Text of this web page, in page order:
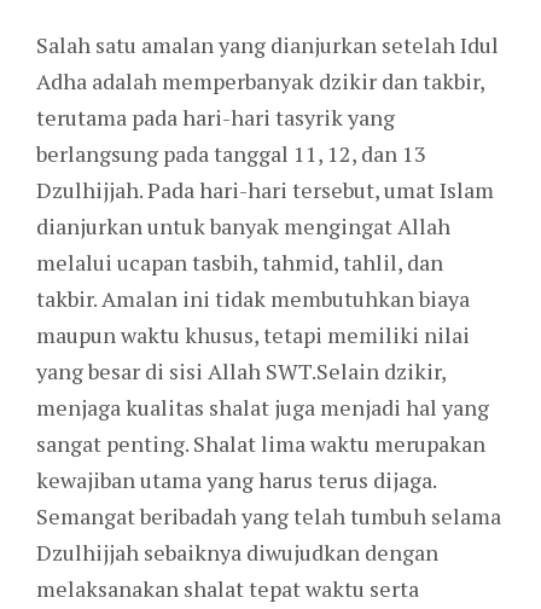
Salah satu amalan yang dianjurkan setelah Idul
Adha adalah memperbanyak dzikir dan takbir,
terutama pada hari-hari tasyrik yang
berlangsung pada tanggal 11, 12, dan 13
Dzulhijjah. Pada hari-hari tersebut, umat Islam
dianjurkan untuk banyak mengingat Allah
melalui ucapan tasbih, tahmid, tahlil, dan
takbir. Amalan ini tidak membutuhkan biaya
maupun waktu khusus, tetapi memiliki nilai
yang besar di sisi Allah SWT.Selain dzikir,
menjaga kualitas shalat juga menjadi hal yang
sangat penting. Shalat lima waktu merupakan
kewajiban utama yang harus terus dijaga.
Semangat beribadah yang telah tumbuh selama
Dzulhijjah sebaiknya diwujudkan dengan
melaksanakan shalat tepat waktu serta